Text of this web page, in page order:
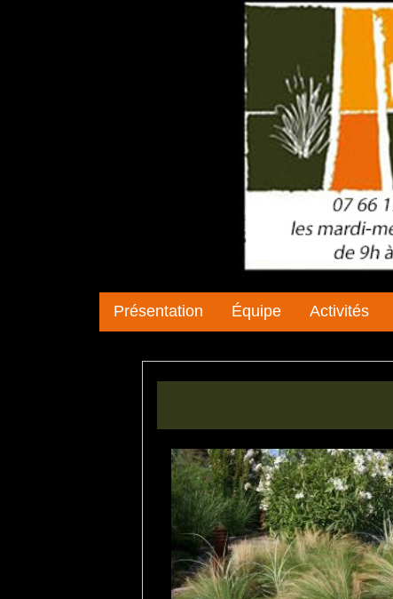
Présentation Équipe Activités